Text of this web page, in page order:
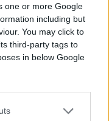
one or more Google
including but
You may click to
third-party tags to
in below Google
da svima
bilo dovoljno
u namjeri da
prestanem da
da se smijem
Snaga je bila još